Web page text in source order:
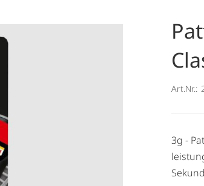
Art.Nr.:
3g -